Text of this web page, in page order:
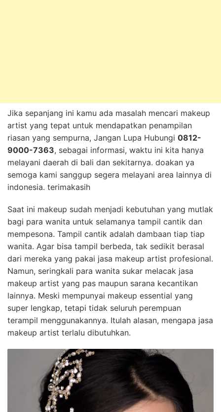
Jika sepanjang ini kamu ada masalah mencari makeup
artist yang tepat untuk mendapatkan penampilan
riasan yang sempurna, Jangan Lupa Hubungi 0812-
9000-7363, sebagai informasi, waktu ini kita hanya
melayani daerah di bali dan sekitarnya. doakan ya
semoga kami sanggup segera melayani area lainnya di
indonesia. terimakasih
Saat ini makeup sudah menjadi kebutuhan yang mutlak
bagi para wanita untuk selamanya tampil cantik dan
mempesona. Tampil cantik adalah dambaan tiap tiap
wanita. Agar bisa tampil berbeda, tak sedikit berasal
dari mereka yang pakai jasa makeup artist profesional.
Namun, seringkali para wanita sukar melacak jasa
makeup artist yang pas maupun sarana kecantikan
lainnya. Meski mempunyai makeup essential yang
super lengkap, tetapi tidak seluruh perempuan
terampil menggunakannya. Itulah alasan, mengapa jasa
makeup artist terlalu dibutuhkan.